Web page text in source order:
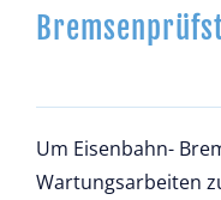
Um Eisenbahn-
Wartungsarbeiten